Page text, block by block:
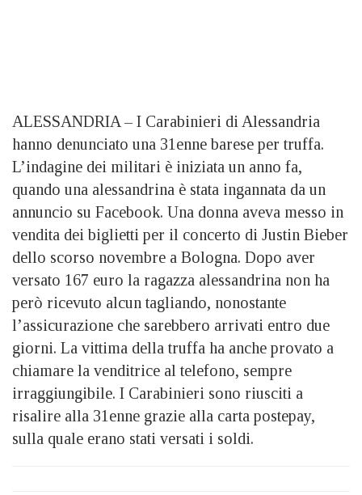
ALESSANDRIA – I Carabinieri di Alessandria
hanno denunciato una 31enne barese per truffa.
L’indagine dei militari è iniziata un anno fa,
quando una alessandrina è stata ingannata da un
annuncio su Facebook. Una donna aveva messo in
vendita dei biglietti per il concerto di Justin Bieber
dello scorso novembre a Bologna. Dopo aver
versato 167 euro la ragazza alessandrina non ha
però ricevuto alcun tagliando, nonostante
l’assicurazione che sarebbero arrivati entro due
giorni. La vittima della truffa ha anche provato a
chiamare la venditrice al telefono, sempre
irraggiungibile. I Carabinieri sono riusciti a
risalire alla 31enne grazie alla carta postepay,
sulla quale erano stati versati i soldi.